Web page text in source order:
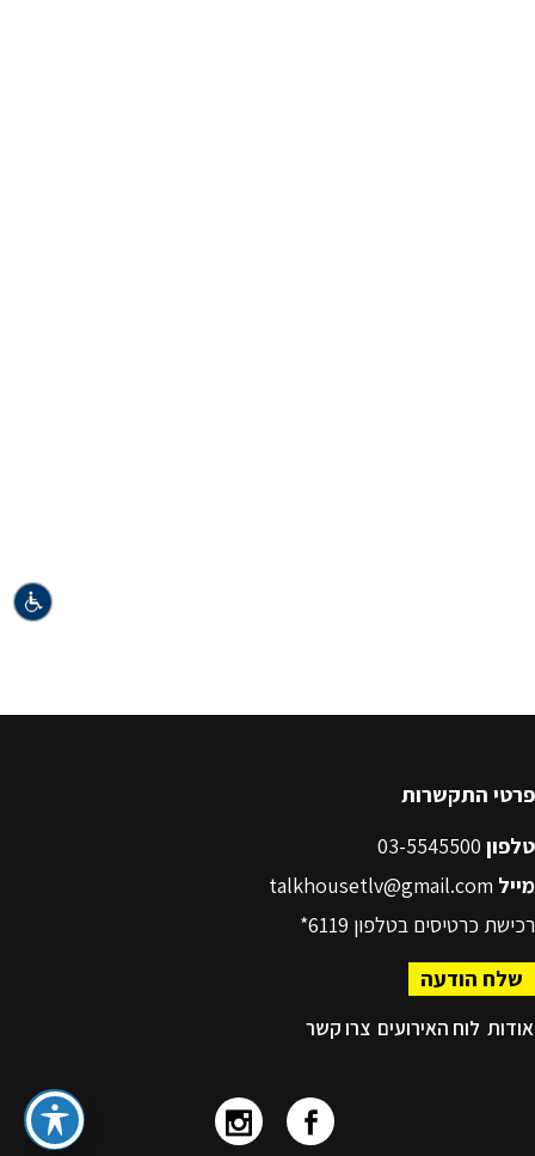
פרטי התקשרות
טלפון
מייל talkhousetlv@gmail.com
רכישת כרטיסים בטלפון 6119*
שלח הודעה
אודות לוח האירועים צרו קשר